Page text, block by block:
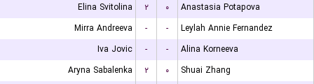
Elina Svitolina
۲ ۰
Anastasia Potapova
Mirra Andreeva
- -
Leylah Annie Fernandez
Iva Jovic
- -
Alina Korneeva
Aryna Sabalenka
۲ ۰
Shuai Zhang